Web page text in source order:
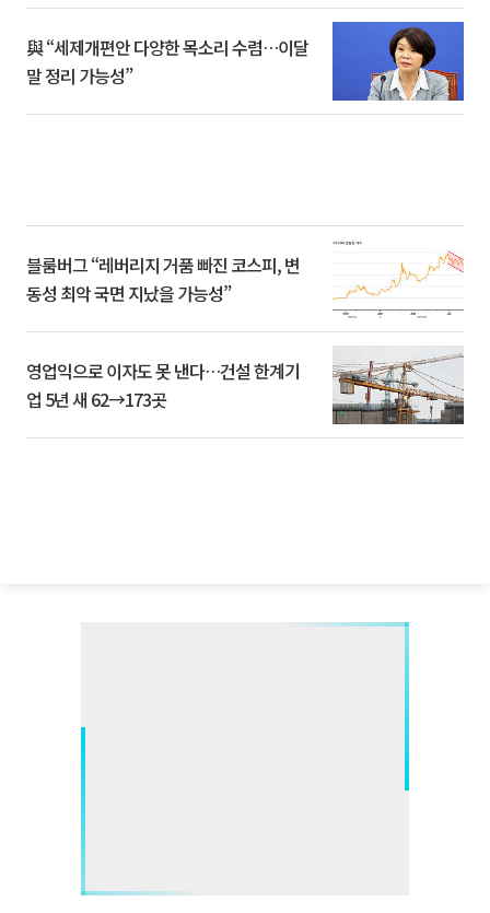
與 “세제개편안 다양한 목소리 수렴…이달
말 정리 가능성”
블룸버그 “레버리지 거품 빠진 코스피, 변
동성 최악 국면 지났을 가능성”
영업익으로 이자도 못 낸다…건설 한계기
업 5년 새 62→173곳